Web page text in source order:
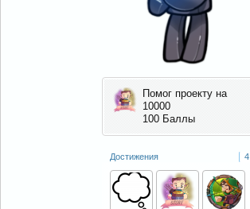
Помог проекту на
10000
100 Баллы
Достижения 4